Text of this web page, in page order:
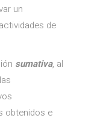
un
de
sumativa, al
obtenidos e